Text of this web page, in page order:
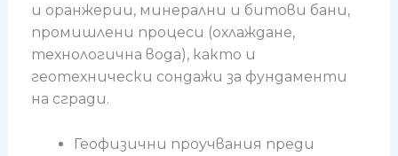
и оранжерии, минерални и битови бани,
промишлени процеси (охлаждане,
технологична вода), както и
геотехнически сондажи за фундаменти
на сгради.
Геофизични проучвания преди